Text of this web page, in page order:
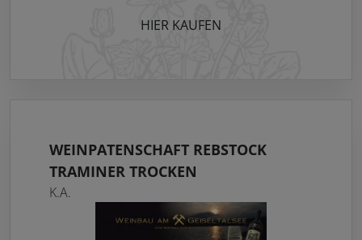
HIER KAUFEN
WEINPATENSCHAFT REBSTOCK
TRAMINER TROCKEN
K.A.